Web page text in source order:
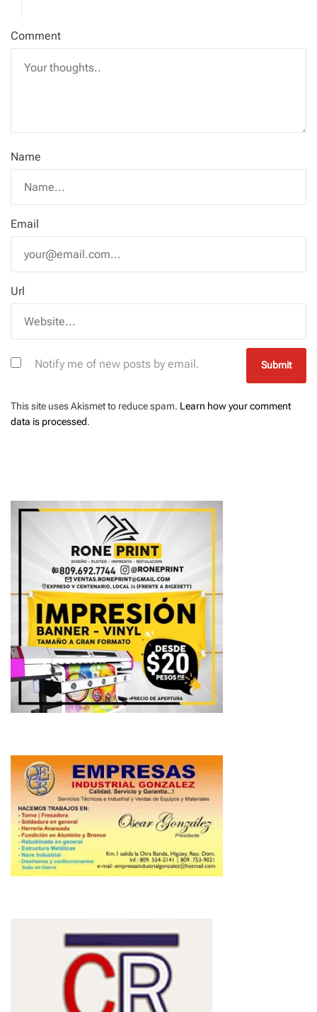
Comment
Name
Email
Url
Notify me of new posts by email.
This site uses Akismet to reduce spam. Learn how your comment
data is processed.